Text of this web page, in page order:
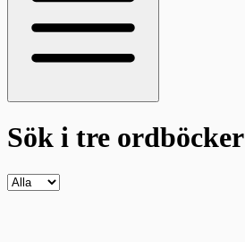
Sök i tre ordböcker